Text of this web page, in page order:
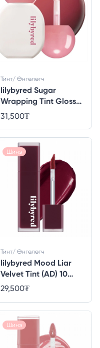
lilybyred Sugar
Wrapping Tint Gloss
03 #Grape Sweets
Тинт/ Өнгөлөгч
31,500₮
Шинэ
lilybyred Mood Liar
Velvet Tint (AD) 10
#Cynical Blueberry
Тинт/ Өнгөлөгч
29,500₮
Шинэ